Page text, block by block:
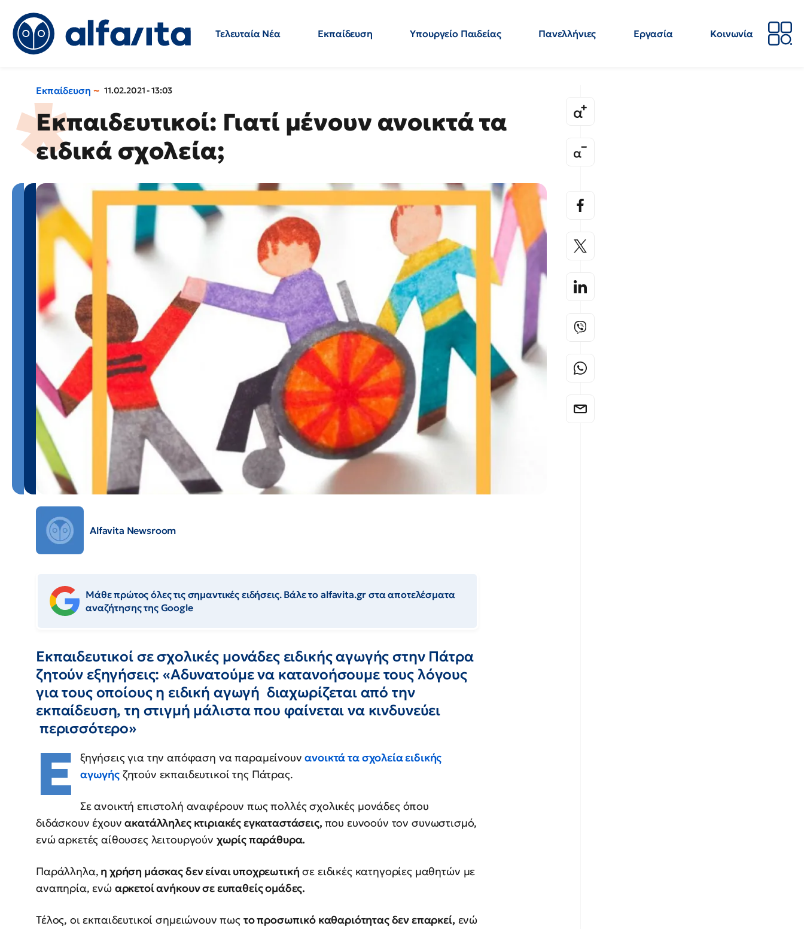
Τελευταία Νέα Εκπαίδευση Υπουργείο Παιδείας Πανελλήνιες Εργασία
Κοινωνία
Εκπαίδευση 11.02.2021 - 13:03
Εκπαιδευτικοί: Γιατί μένουν ανοικτά τα
ειδικά σχολεία;
Alfavita Newsroom
Μάθε πρώτος όλες τις σημαντικές ειδήσεις. Βάλε το alfavita.gr στα αποτελέσματα
αναζήτησης της Google
Εκπαιδευτικοί σε σχολικές μονάδες ειδικής αγωγής στην Πάτρα
ζητούν εξηγήσεις: «Αδυνατούμε να κατανοήσουμε τους λόγους
για τους οποίους η ειδική αγωγή διαχωρίζεται από την
εκπαίδευση, τη στιγμή μάλιστα που φαίνεται να κινδυνεύει
περισσότερο»
Ε ξηγήσεις για την απόφαση να παραμείνουνανοικτά τα σχολεία ειδικής
αγωγήςζητούν εκπαιδευτικοί της Πάτρας.
Σε ανοικτή επιστολή αναφέρουν πως πολλές σχολικές μονάδες όπου
διδάσκουν έχουνακατάλληλες κτιριακές εγκαταστάσεις, που ευνοούν τον συνωστισμό,
ενώ αρκετές αίθουσες λειτουργούν χωρίς παράθυρα.
Παράλληλα, η χρήση μάσκας δεν είναι υποχρεωτική σε ειδικές κατηγορίες μαθητών με
αναπηρία, ενώ αρκετοί ανήκουν σε ευπαθείς ομάδες.
Τέλος, οι εκπαιδευτικοί σημειώνουν πως το προσωπικό καθαριότητας δεν επαρκεί, ενώ